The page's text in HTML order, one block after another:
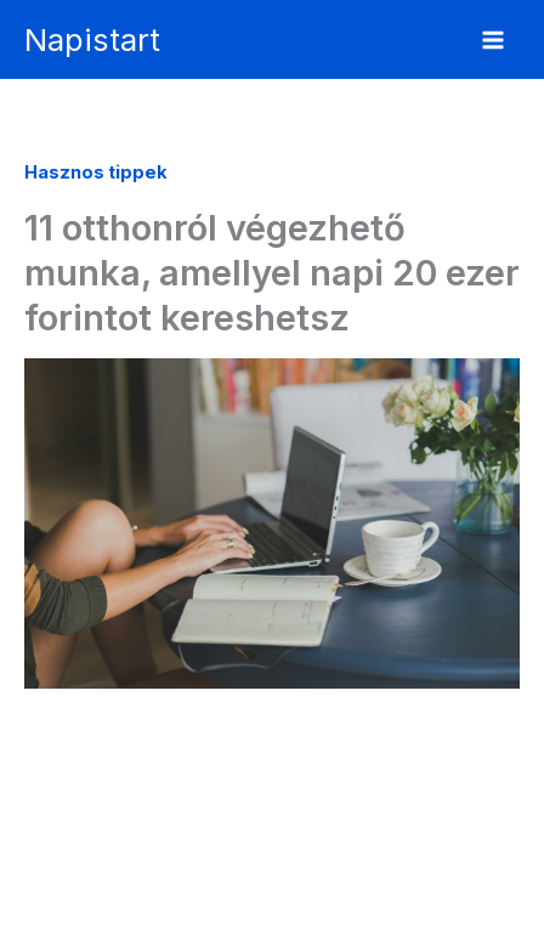
content
Napistart
Hasznos tippek
11 otthonról végezhető
munka, amellyel napi 20 ezer
forintot kereshetsz